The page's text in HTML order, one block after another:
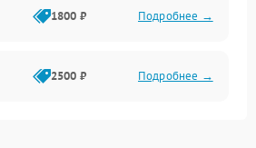
1800 ₽ Подробнее →
2500 ₽ Подробнее →